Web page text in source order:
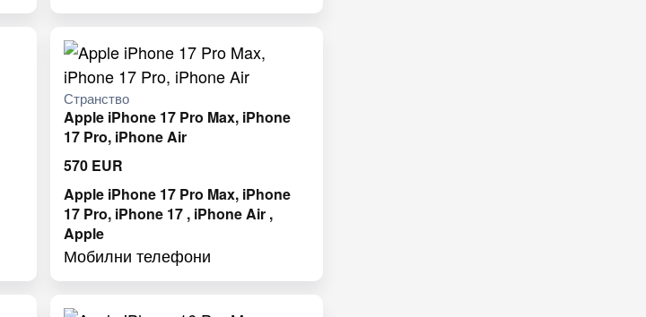
Странство
Apple iPhone 17 Pro Max, iPhone
17 Pro, iPhone Air
570 EUR
Apple iPhone 17 Pro Max, iPhone
17 Pro, iPhone 17 , iPhone Air ,
Apple
Мобилни телефони